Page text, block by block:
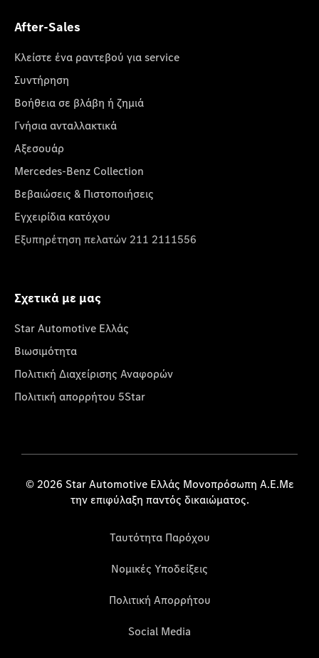
After-Sales
Κλείστε ένα ραντεβού για service
Συντήρηση
Βοήθεια σε βλάβη ή ζημιά
Γνήσια ανταλλακτικά
Αξεσουάρ
Mercedes-Benz Collection
Βεβαιώσεις & Πιστοποιήσεις
Εγχειρίδια κατόχου
Εξυπηρέτηση πελατών 211 2111556
Σχετικά με μας
Star Automotive Ελλάς
Βιωσιμότητα
Πολιτική Διαχείρισης Αναφορών
Πολιτική απορρήτου 5Star
© 2026 Star Automotive Ελλάς Μονοπρόσωπη Α.Ε.Με
την επιφύλαξη παντός δικαιώματος.
Ταυτότητα Παρόχου
Νομικές Υποδείξεις
Πολιτική Απορρήτου
Social Media